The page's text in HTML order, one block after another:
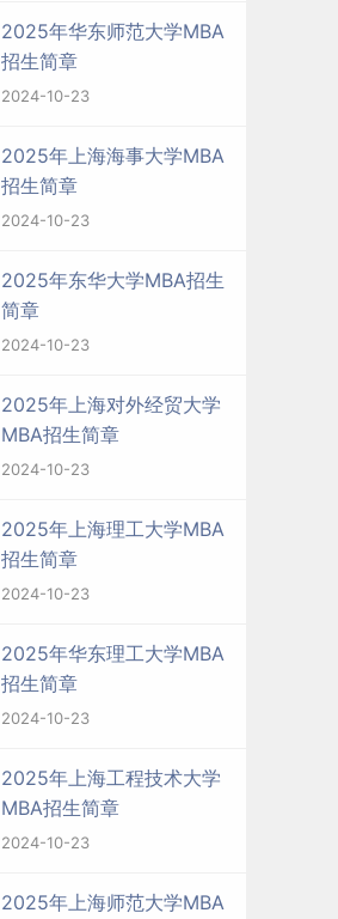
2025年华东师范大学MBA
招生简章
2024-10-23
2025年上海海事大学MBA
招生简章
2024-10-23
2025年东华大学MBA招生
简章
2024-10-23
2025年上海对外经贸大学
MBA招生简章
2024-10-23
2025年上海理工大学MBA
招生简章
2024-10-23
2025年华东理工大学MBA
招生简章
2024-10-23
2025年上海工程技术大学
MBA招生简章
2024-10-23
2025年上海师范大学MBA